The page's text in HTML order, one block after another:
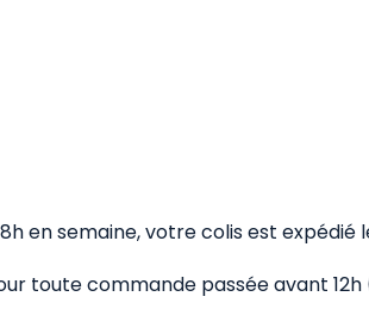
en semaine, votre colis est expédié
toute commande passée avant 12h